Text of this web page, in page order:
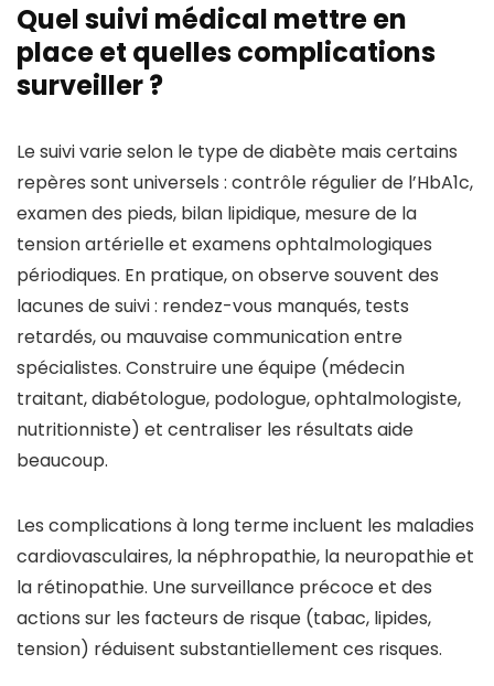
Quel suivi médical mettre en
place et quelles complications
surveiller ?
Le suivi varie selon le type de diabète mais certains
repères sont universels : contrôle régulier de l’HbA1c,
examen des pieds, bilan lipidique, mesure de la
tension artérielle et examens ophtalmologiques
périodiques. En pratique, on observe souvent des
lacunes de suivi : rendez-vous manqués, tests
retardés, ou mauvaise communication entre
spécialistes. Construire une équipe (médecin
traitant, diabétologue, podologue, ophtalmologiste,
nutritionniste) et centraliser les résultats aide
beaucoup.
Les complications à long terme incluent les maladies
cardiovasculaires, la néphropathie, la neuropathie et
la rétinopathie. Une surveillance précoce et des
actions sur les facteurs de risque (tabac, lipides,
tension) réduisent substantiellement ces risques.